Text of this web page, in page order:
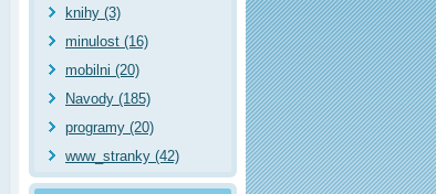
knihy (3)
minulost (16)
mobilni (20)
Navody (185)
programy (20)
www_stranky (42)